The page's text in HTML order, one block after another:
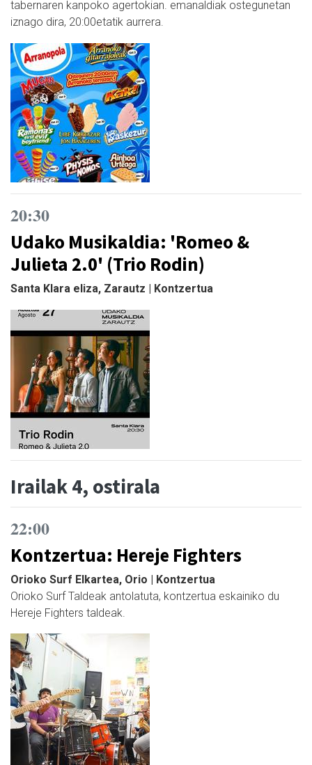
tabernaren kanpoko agertokian. emanaldiak ostegunetan
iznago dira, 20:00etatik aurrera.
20:30
Udako Musikaldia: 'Romeo &
Julieta 2.0' (Trio Rodin)
Santa Klara eliza, Zarautz | Kontzertua
Irailak 4, ostirala
22:00
Kontzertua: Hereje Fighters
Orioko Surf Elkartea, Orio | Kontzertua
Orioko Surf Taldeak antolatuta, kontzertua eskainiko du
Hereje Fighters taldeak.